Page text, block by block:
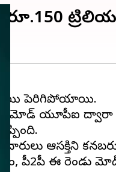
పెరిగిపోయాయి.
మోడ్‌లో యూపీఐ
ఆసక్తిని
పీ2పీ ఈ రెండు